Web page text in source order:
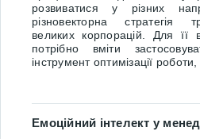
розвиватися у різних
різновекторна стратегія
великих корпорацій. Для її
потрібно вміти
інструментоптимізації роботи,
Емоційний інтелект у